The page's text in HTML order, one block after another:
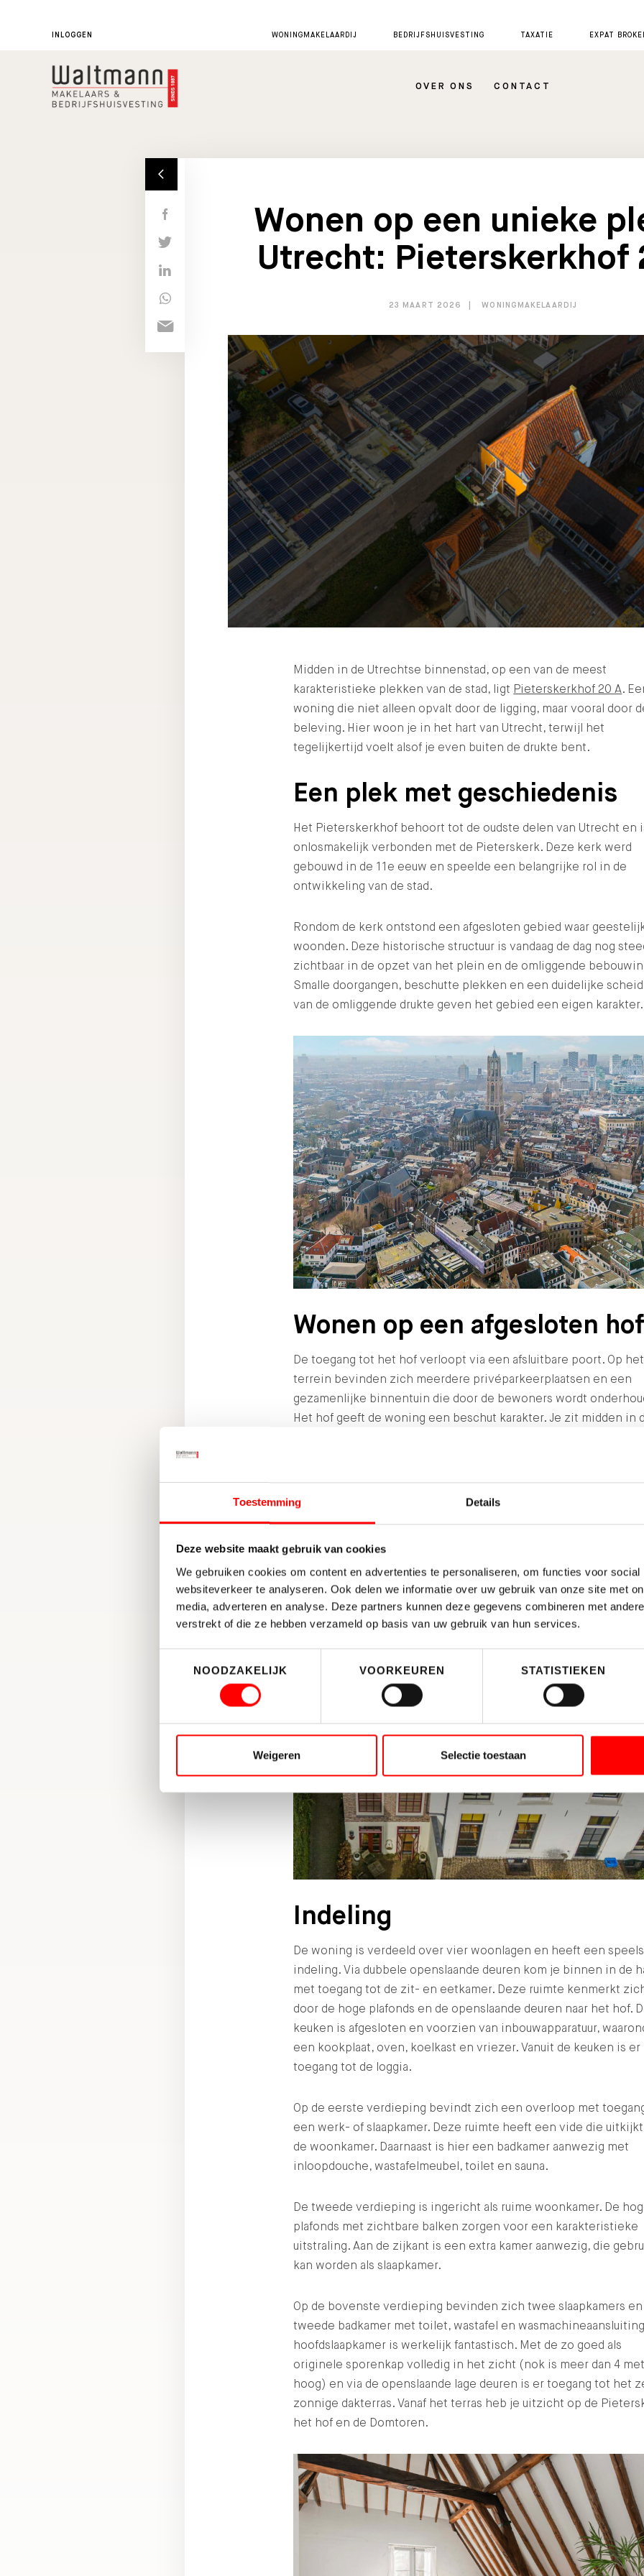
Toestemming Details
Deze website maakt gebruik van cookies
We gebruiken cookies om content en advertenties te personaliseren, om functies voor
websiteverkeer te analyseren. Ook delen we informatie over uw gebruik van onze site met
media, adverteren en analyse. Deze partners kunnen deze gegevens combineren met
verstrekt of die ze hebben verzameld op basis van uw gebruik van hun services.
NOODZAKELIJK
VOORKEUREN STATISTIEKEN
Weigeren Selectie toestaan
INLOGGEN WONINGMAKELAARDIJ BEDRIJFSHUISVESTING TAXATIE EXPAT
OVER ONS CONTACT
Wonen op een unieke
Utrecht: Pieterskerkhof
23 MAART 2026 WONINGMAKELAARDIJ
Midden in de Utrechtse binnenstad, op een van de meest
karakteristieke plekken van de stad, ligt Pieterskerkhof 20 A.
woning die niet alleen opvalt door de ligging, maar vooral door
beleving. Hier woon je in het hart van Utrecht, terwijl het
tegelijkertijd voelt alsof je even buiten de drukte bent.
Een plek met geschiedenis
Het Pieterskerkhof behoort tot de oudste delen van Utrecht en
onlosmakelijk verbonden met de Pieterskerk. Deze kerk werd
gebouwd in de 11e eeuw en speelde een belangrijke rol in de
ontwikkeling van de stad.
Rondom de kerk ontstond een afgesloten gebied waar
woonden. Deze historische structuur is vandaag de dag nog
zichtbaar in de opzet van het plein en de omliggende
Smalle doorgangen, beschutte plekken en een duidelijke
van de omliggende drukte geven het gebied een eigen karakter.
Wonen op een afgesloten hof
De toegang tot het hof verloopt via een afsluitbare poort. Op het
terrein bevinden zich meerdere privéparkeerplaatsen en een
gezamenlijke binnentuin die door de bewoners wordt
Het hof geeft de woning een beschut karakter. Je zit midden in
Indeling
De woning is verdeeld over vier woonlagen en heeft een
indeling. Via dubbele openslaande deuren kom je binnen in de
met toegang tot de zit- en eetkamer. Deze ruimte kenmerkt
door de hoge plafonds en de openslaande deuren naar het hof.
keuken is afgesloten en voorzien van inbouwapparatuur,
een kookplaat, oven, koelkast en vriezer. Vanuit de keuken is er
toegang tot de loggia.
Op de eerste verdieping bevindt zich een overloop met
een werk- of slaapkamer. Deze ruimte heeft een vide die
de woonkamer. Daarnaast is hier een badkamer aanwezig met
inloopdouche, wastafelmeubel, toilet en sauna.
De tweede verdieping is ingericht als ruime woonkamer. De
plafonds met zichtbare balken zorgen voor een karakteristieke
uitstraling. Aan de zijkant is een extra kamer aanwezig, die
kan worden als slaapkamer.
Op de bovenste verdieping bevinden zich twee slaapkamers
tweede badkamer met toilet, wastafel en
hoofdslaapkamer is werkelijk fantastisch. Met de zo goed als
originele sporenkap volledig in het zicht (nok is meer dan 4
hoog) en via de openslaande lage deuren is er toegang tot het
zonnige dakterras. Vanaf het terras heb je uitzicht op de
het hof en de Domtoren.